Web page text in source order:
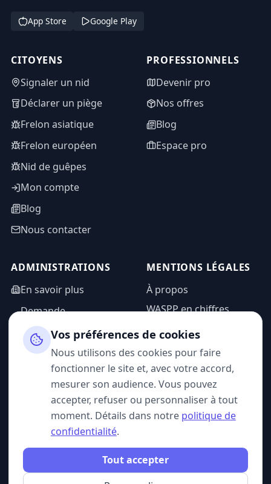
App Store Google Play
CITOYENS
Signaler un nid
Déclarer un piège
Frelon asiatique
Frelon européen
Nid de guêpes
Mon compte
Blog
Nous contacter
PROFESSIONNELS
Devenir pro
Nos offres
Blog
Espace pro
ADMINISTRATIONS
En savoir plus
Demande
d'information
Espace admin
MENTIONS LÉGALES
À propos
WASPP en chiffres
Mentions légales
Politique de
confidentialité
CGU
SUIVEZ-NOUS
Vos préférences de cookies
Nous utilisons des cookies pour faire
fonctionner le site et, avec votre accord,
mesurer son audience. Vous pouvez
accepter, refuser ou personnaliser à tout
moment. Détails dans notre politique de
confidentialité.
Tout accepter